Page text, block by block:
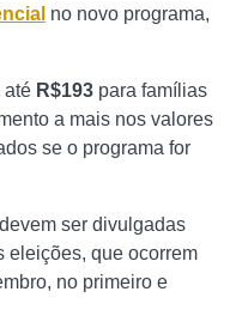
no novo programa,
até R$193 para famílias
a mais nos valores
se o programa for
ser divulgadas
eleições, que ocorrem
no primeiro e